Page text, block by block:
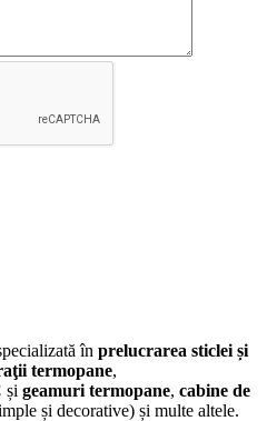
în prelucrarea sticlei și
termopane,
și geamuri termopane, cabine de
și decorative) și multe altele.